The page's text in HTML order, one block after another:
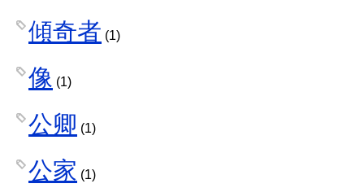
傾奇者 (1)
像 (1)
公卿 (1)
公家 (1)